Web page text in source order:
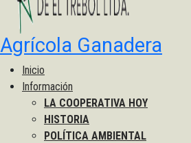
Agrícola Ganadera
Inicio
Información
LA COOPERATIVA HOY
HISTORIA
POLÍTICA AMBIENTAL